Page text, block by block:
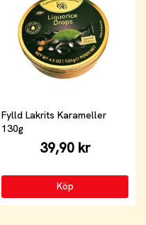
Fylld Lakrits Karameller
130g
39,90 kr
Köp